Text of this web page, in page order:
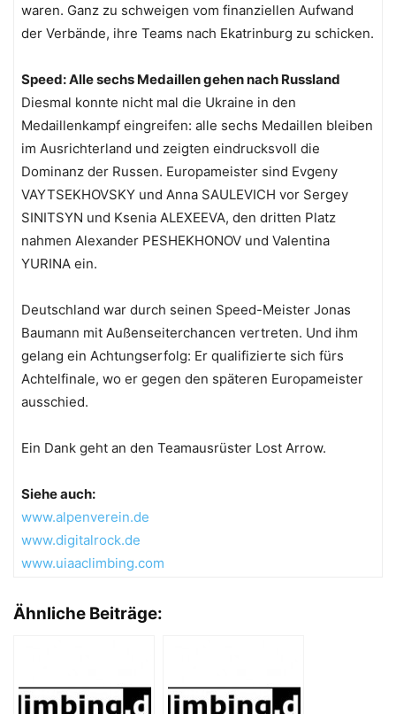
waren. Ganz zu schweigen vom finanziellen Aufwand
der Verbände, ihre Teams nach Ekatrinburg zu schicken.
Speed: Alle sechs Medaillen gehen nach Russland
Diesmal konnte nicht mal die Ukraine in den
Medaillenkampf eingreifen: alle sechs Medaillen bleiben
im Ausrichterland und zeigten eindrucksvoll die
Dominanz der Russen. Europameister sind Evgeny
VAYTSEKHOVSKY und Anna SAULEVICH vor Sergey
SINITSYN und Ksenia ALEXEEVA, den dritten Platz
nahmen Alexander PESHEKHONOV und Valentina
YURINA ein.
Deutschland war durch seinen Speed-Meister Jonas
Baumann mit Außenseiterchancen vertreten. Und ihm
gelang ein Achtungserfolg: Er qualifizierte sich fürs
Achtelfinale, wo er gegen den späteren Europameister
ausschied.
Ein Dank geht an den Teamausrüster Lost Arrow.
Siehe auch:
www.alpenverein.de
www.digitalrock.de
www.uiaaclimbing.com
Ähnliche Beiträge: